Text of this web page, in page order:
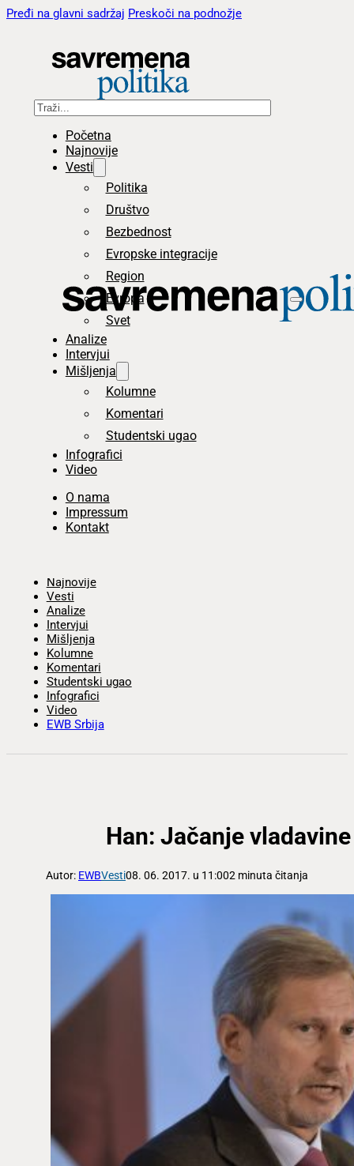
Pređi na glavni sadržaj Preskoči na podnožje
Pretraga
Početna
Najnovije
Vesti
Politika
Društvo
Bezbednost
Evropske integracije
Region
Evropa
Svet
Analize
Intervjui
Mišljenja
Kolumne
Komentari
Studentski ugao
Infografici
Video
O nama
Impressum
Kontakt
Najnovije
Vesti
Analize
Intervjui
Mišljenja
Kolumne
Komentari
Studentski ugao
Infografici
Video
EWB Srbija
Han: Jačanje
Autor: EWBVesti08. 06. 2017. u 11:002 minuta čitanja